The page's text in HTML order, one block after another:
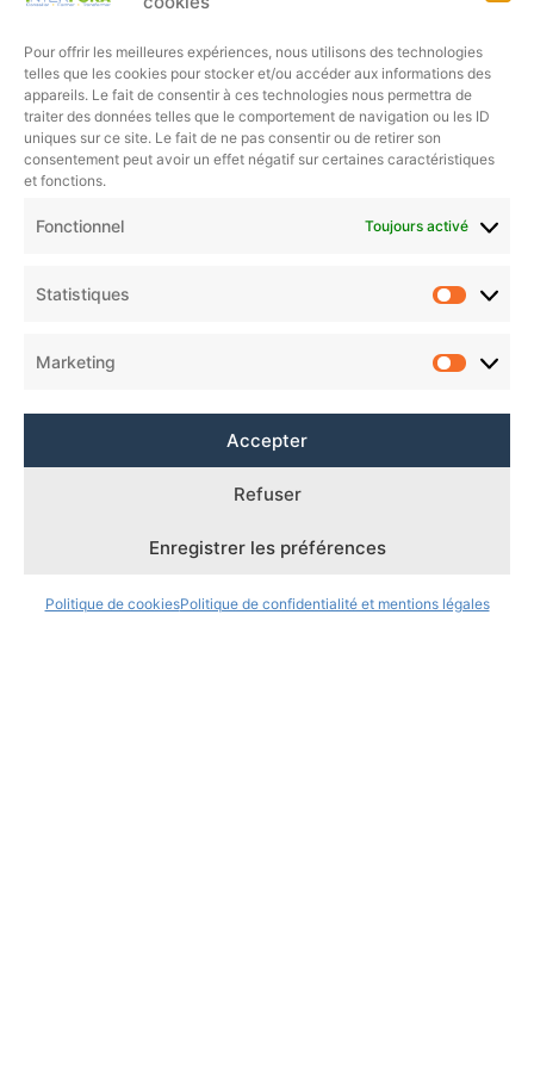
Pour offrir les meilleures expériences, nous utilisons des technologies
telles que les cookies pour stocker et/ou accéder aux informations des
appareils. Le fait de consentir à ces technologies nous permettra de
traiter des données telles que le comportement de navigation ou les ID
uniques sur ce site. Le fait de ne pas consentir ou de retirer son
consentement peut avoir un effet négatif sur certaines caractéristiques
et fonctions.
Fonctionnel Toujours activé
Statistiques
Marketing
Accepter
Refuser
Enregistrer les préférences
Politique de cookiesPolitique de confidentialité et mentions légales
Charte de protection des données personnelles
Politique de cookies (UE)
Mentions légales